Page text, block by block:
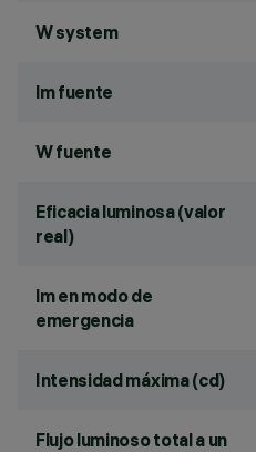
W system
lm fuente
W fuente
Eficacia luminosa (valor
real)
lm en modo de
emergencia
Intensidad máxima (cd)
Flujo luminoso total a un